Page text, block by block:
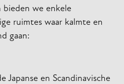
we enkele
ruimtes waar kalmte en
gaan:
Japanse en Scandinavische